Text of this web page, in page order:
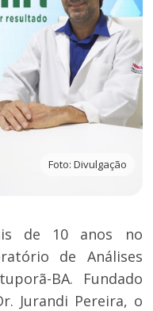
Foto: Divulgação
de 10 anos no
de Análises
BA. Fundado
Jurandi Pereira, o